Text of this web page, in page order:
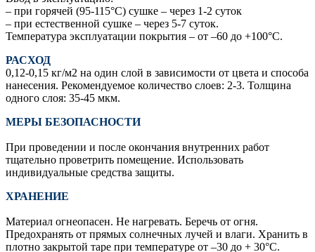
– при горячей (95-115°С) сушке – через 1-2 суток
– при естественной сушке – через 5-7 суток.
Температура эксплуатации покрытия – от –60 до +100°С.
РАСХОД
0,12-0,15 кг/м2 на один слой в зависимости от цвета и способа
нанесения. Рекомендуемое количество слоев: 2-3. Толщина
одного слоя: 35-45 мкм.
МЕРЫ БЕЗОПАСНОСТИ
При проведении и после окончания внутренних работ
тщательно проветрить помещение. Использовать
индивидуальные средства защиты.
ХРАНЕНИЕ
Материал огнеопасен. Не нагревать. Беречь от огня.
Предохранять от прямых солнечных лучей и влаги. Хранить в
плотно закрытой таре при температуре от –30 до + 30°С.